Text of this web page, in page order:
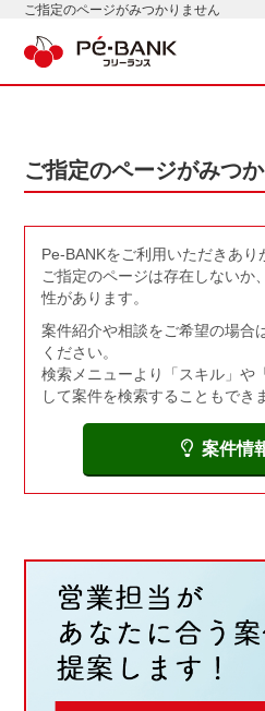
ご指定のページがみつかりません
ご指定のページがみつ
Pe-BANKをご利用いただきあり
ご指定のページは存在しないか
性があります。
案件紹介や相談をご希望の場合
ください。
検索メニューより「スキル」や
して案件を検索することもでき
案件情